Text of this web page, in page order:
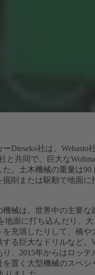
Dieseko社は、Webasto
と共同で、巨大な
。土木機械の重量は90
掘削または駆動で地面に
機械は、世界中の主要な
地面に打ち込んだり、
を充填したりして、橋や
る巨大なドリルなど。
り、2015年からはロッテ
を置く大型機械のスペシ